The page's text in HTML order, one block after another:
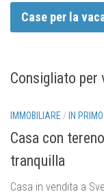
Case per la
Consigliato per
IMMOBILIARE / IN
Casa con
tranquilla
Casa in vendita a